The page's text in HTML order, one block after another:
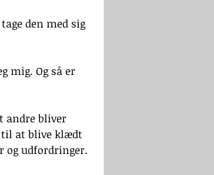
den med sig
mig. Og så er
andre bliver
til at blive klædt
og udfordringer.